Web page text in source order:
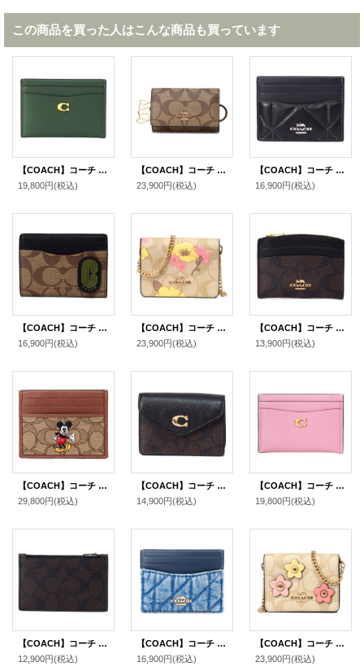
この商品を買った人はこんな商品も買っています
【COACH】コーチ カードケース レザー エッセンシャル C ロゴ カードケース スリム パスケース 定期入れ 名刺入れ ハンターグリーン（日本未発売）
19,800円(税込)
【COACH】コーチ コーティングキャンバス シグネチャー5連 リング スマートキー対応 キーケース カーキ×サドル2（日本未発売）
23,900円(税込)
【COACH】コーチ レザー ダイヤモンド キルティング ロゴ スリム ID パスケース カードケース 定期入れ 名刺入れ ブラック×バッドランズ（日本未発売）
16,900円(税込)
【COACH】コーチ コーティングキャンバス レザー シグネチャー マグネティック カードケース カードホルダー 二つ折り ID パスケース マネークリップ 定期入れ カーキ×オリーブグリーン（日本未発売）
16,900円(税込)
【COACH】コーチ コーティングキャンバス レザー シグネチャー フラワー 花柄 プリント チェーン ミニ ウォレット カードケース カードポーチ 定期入れ 名刺入れ ポーチ コインケース ライトカーキマルチ〔日本未発売〕
23,900円(税込)
【COACH】コーチ コーティングキャンバス レザー シグネチャー シェイプド カードケース ロゴ 名刺入れ 定期入れ パスケース コインケース ブラウン×ブラック（日本未発売）
13,900円(税込)
【COACH】コーチ ディズニー ミッキー コラボ ジャガード レザー シグネチャー スリム ID パスケース カードケース 定期入れ 名刺入れ カーキマルチ（日本未発売）
29,800円(税込)
【COACH】コーチ コーティングキャンバス ぺブルレザー シグネチャー タミー カードケース カードポーチ 定期入れ 名刺入れ コインケース ブラウン×ブラック（日本未発売）
14,900円(税込)
【COACH】コーチ カードケース レザー エッセンシャル C ロゴ カードケース スリム パスケース 定期入れ 名刺入れ トゥルーピンク（日本未発売）
19,800円(税込)
【COACH】コーチ コーティングキャンバス レザー シグネチャー ジップ カードケース コインケース 小銭入れ マホガニー×カーキ〔日本未発売〕
12,900円(税込)
【COACH】コーチ カードケース デニム レザー キルティング ロゴ スリム ID パスケース カードケース 定期入れ 名刺入れ インディゴ（日本未発売）
16,900円(税込)
【COACH】コーチ コーティングキャンバス レザー シグネチャー フラワー アップリケ チェーン ミニ ウォレット カードケース カードポーチ 定期入れ 名刺入れ ポーチ コインケース ライトカーキマルチ〔日本未発売〕
23,900円(税込)